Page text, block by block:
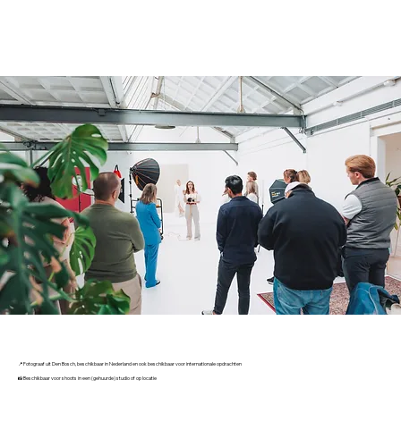
📍 Fotograaf uit Den Bosch, beschikbaar in Nederland en ook beschikbaar voor internationale opdrachten
📸 Beschikbaar voor shoots in een (gehuurde) studio of op locatie